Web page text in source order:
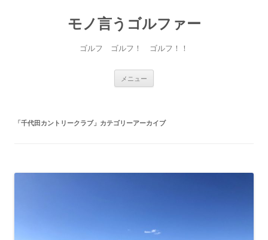
モノ言うゴルファー
ゴルフ ゴルフ！ ゴルフ！！
メニュー
ス
「千代田カントリークラブ」カテゴリーアーカイブ